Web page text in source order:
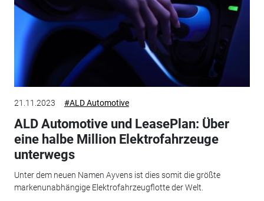
21.11.2023 #ALD Automotive
ALD Automotive und LeasePlan: Über
eine halbe Million Elektrofahrzeuge
unterwegs
Unter dem neuen Namen Ayvens ist dies somit die größte
markenunabhängige Elektrofahrzeugflotte der Welt.